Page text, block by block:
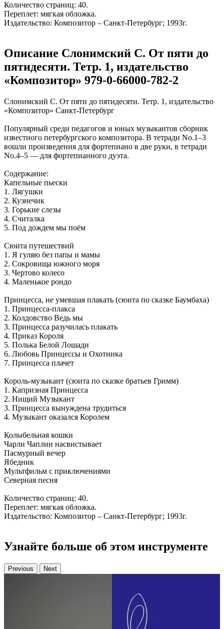
Количество страниц: 40.
Переплет: мягкая обложка.
Издательство: Композитор – Санкт-Петербург; 1993г.
Описание Слонимский С. От пяти до
пятидесяти. Тетр. 1, издательство
«Композитор» 979-0-66000-782-2
Слонимский С. От пяти до пятидесяти. Тетр. 1, издательство
«Композитор» Санкт-Петербург
Популярный среди педагогов и юных музыкантов сборник
известного петербургского композитора. В тетради No.1–3
вошли произведения для фортепиано в две руки, в тетради
No.4–5 — для фортепианного дуэта.
Содержание:
Капельные пьески
1. Лягушки
2. Кузнечик
3. Горькие слезы
4. Считалка
5. Под дождем мы поём
Сюита путешествий
1. Я гуляю без папы и мамы
2. Сокровища южного моря
3. Чертово колесо
4. Маленькое рондо
Принцесса, не умевшая плакать (сюита по сказке Баумбаха)
1. Принцесса-плакса
2. Колдовство Ведь мы
3. Принцесса разучилась плакать
4. Приказ Короля
5. Полька Белой Лошади
6. Любовь Принцессы и Охотника
7. Принцесса плачет
Король-музыкант (сюита по сказке братьев Гримм)
1. Капризная Принцесса
2. Нищий Музыкант
3. Принцесса вынуждена трудиться
4. Музыкант оказался Королем
Колыбельная кошки
Чарли Чаплин насвистывает
Пасмурный вечер
Ябедник
Мультфильм с приключениями
Северная песня
Количество страниц: 40.
Переплет: мягкая обложка.
Издательство: Композитор – Санкт-Петербург; 1993г.
Узнайте больше об этом инструменте
Previous Next